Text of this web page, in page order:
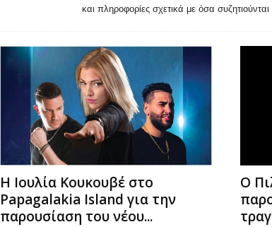
M
o
και πληροφορίες σχετικά με όσα
Η Ιουλία Κουκουβέ στο
Papagalakia Island για την
παρουσίαση του νέου...
Ο